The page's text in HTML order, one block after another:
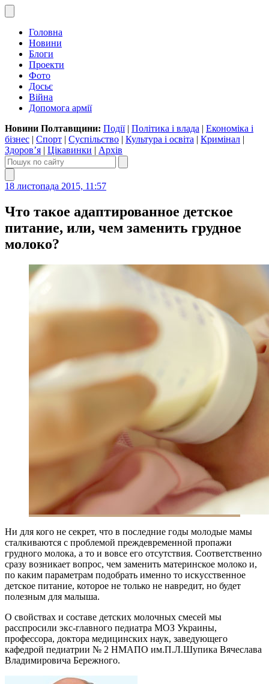
Головна
Новини
Блоги
Проекти
Фото
Досьє
Війна
Допомога армії
Новини Полтавщини: Події| Політика і влада | Економіка і
бізнес | Спорт | Суспільство | Культура і освіта | Кримінал |
Здоров’я | Цікавинки | Архів
18 листопада 2015, 11:57
Что такое адаптированное детское
питание, или, чем заменить грудное
молоко?
Ни для кого не секрет, что в последние годы молодые мамы
сталкиваются с проблемой преждевременной пропажи
грудного молока, а то и вовсе его отсутствия. Соответственно
сразу возникает вопрос, чем заменить материнское молоко и,
по каким параметрам подобрать именно то искусственное
детское питание, которое не только не навредит, но будет
полезным для малыша.
О свойствах и составе детских молочных смесей мы
расспросили экс-главного педиатра МОЗ Украины,
профессора, доктора медицинских наук, заведующего
кафедрой педиатрии № 2 НМАПО им.П.Л.Шупика Вячеслава
Владимировича Бережного.